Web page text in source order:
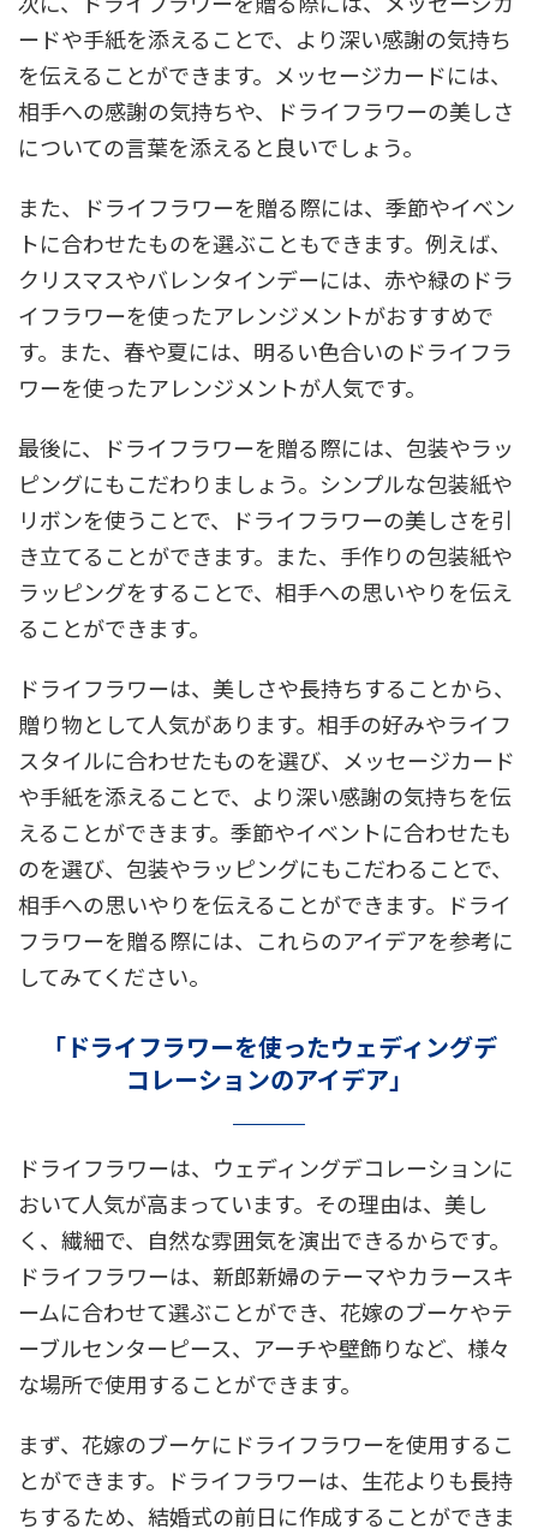
ードや手紙を添えることで、より深い感謝の気持ち
を伝えることができます。メッセージカードには、
相手への感謝の気持ちや、ドライフラワーの美しさ
についての言葉を添えると良いでしょう。
また、ドライフラワーを贈る際には、季節やイベン
トに合わせたものを選ぶこともできます。例えば、
クリスマスやバレンタインデーには、赤や緑のドラ
イフラワーを使ったアレンジメントがおすすめで
す。また、春や夏には、明るい色合いのドライフラ
ワーを使ったアレンジメントが人気です。
最後に、ドライフラワーを贈る際には、包装やラッ
ピングにもこだわりましょう。シンプルな包装紙や
リボンを使うことで、ドライフラワーの美しさを引
き立てることができます。また、手作りの包装紙や
ラッピングをすることで、相手への思いやりを伝え
ることができます。
ドライフラワーは、美しさや長持ちすることから、
贈り物として人気があります。相手の好みやライフ
スタイルに合わせたものを選び、メッセージカード
や手紙を添えることで、より深い感謝の気持ちを伝
えることができます。季節やイベントに合わせたも
のを選び、包装やラッピングにもこだわることで、
相手への思いやりを伝えることができます。ドライ
フラワーを贈る際には、これらのアイデアを参考に
してみてください。
「ドライフラワーを使ったウェディングデ
コレーションのアイデア」
ドライフラワーは、ウェディングデコレーションに
おいて人気が高まっています。その理由は、美し
く、繊細で、自然な雰囲気を演出できるからです。
ドライフラワーは、新郎新婦のテーマやカラースキ
ームに合わせて選ぶことができ、花嫁のブーケやテ
ーブルセンターピース、アーチや壁飾りなど、様々
な場所で使用することができます。
まず、花嫁のブーケにドライフラワーを使用するこ
とができます。ドライフラワーは、生花よりも長持
ちするため、結婚式の前日に作成することができま